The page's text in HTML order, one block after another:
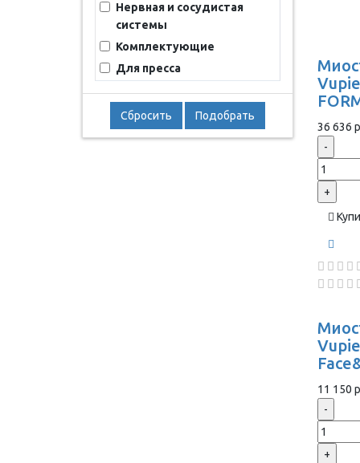
Нервная и сосудистая
системы
Комплектующие
Для пресса
Сбросить Подобрать
36 636
-
+
11 150
-
+